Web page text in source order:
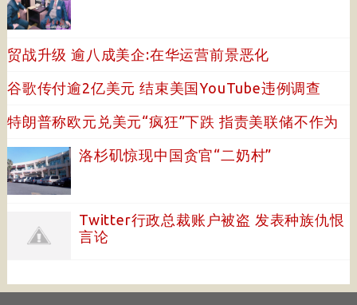
贸战升级 逾八成美企:在华运营前景恶化
谷歌传付逾2亿美元 结束美国YouTube违例调查
特朗普称欧元兑美元“疯狂”下跌 指责美联储不作为
洛杉矶惊现中国贪官“二奶村”
Twitter行政总裁账户被盗 发表种族仇恨
言论